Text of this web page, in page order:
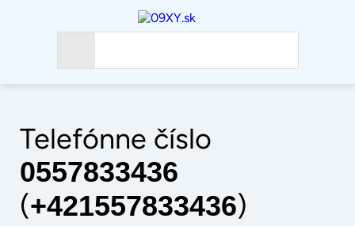
Telefónne číslo
0557833436
(+421557833436)